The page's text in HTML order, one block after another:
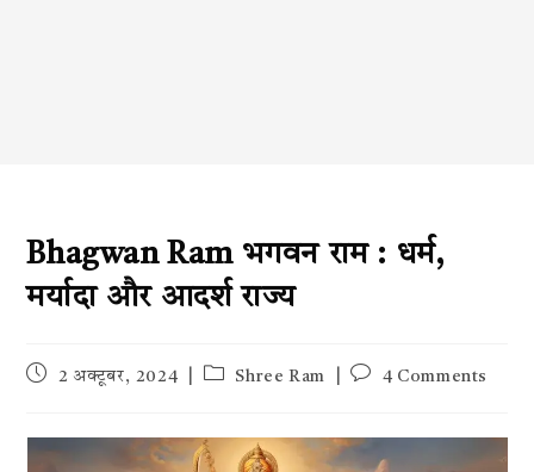
Bhagwan Ram भगवन राम : धर्म,
मर्यादा और आदर्श राज्य
Post2 अक्टूबर, 2024
PostShree Ram
Post4 Comments